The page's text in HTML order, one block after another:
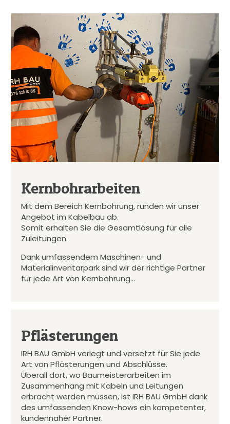
Kernbohrarbeiten
Mit dem Bereich Kernbohrung, runden wir unser
Angebot im Kabelbau ab.
Somit erhalten Sie die Gesamtlösung für alle
Zuleitungen.
Dank umfassendem Maschinen- und
Materialinventarpark sind wir der richtige Partner
für jede Art von Kernbohrung…
Pflästerungen
IRH BAU GmbH verlegt und versetzt für Sie jede
Art von Pflästerungen und Abschlüsse.
Überall dort, wo Baumeisterarbeiten im
Zusammenhang mit Kabeln und Leitungen
erbracht werden müssen, ist IRH BAU GmbH dank
des umfassenden Know-hows ein kompetenter,
kundennaher Partner.